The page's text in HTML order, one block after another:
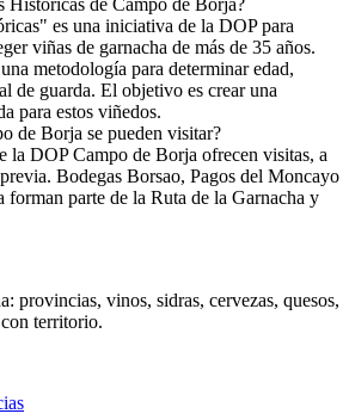
Históricas de Campo de Borja?
es una iniciativa de la DOP para
viñas de garnacha de más de 35 años.
metodología para determinar edad,
de guarda. El objetivo es crear una
para estos viñedos.
de Borja se pueden visitar?
la DOP Campo de Borja ofrecen visitas, a
Bodegas Borsao, Pagos del Moncayo
forman parte de la Ruta de la Garnacha y
provincias, vinos, sidras, cervezas, quesos,
territorio.